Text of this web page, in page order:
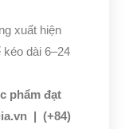
xuất hiện
kéo dài 6–24
phẩm đạt
| (+84)